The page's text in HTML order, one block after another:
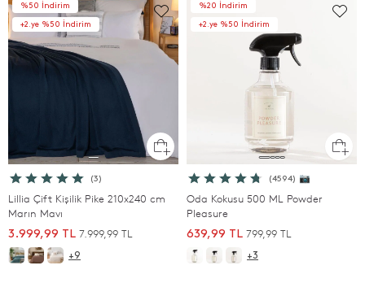
%50 İndirim
+2.ye %50 İndirim
(3)
Lillia Çift Kişilik Pike 210x240 cm
Marın Mavı
3.999,99 TL 7.999,99 TL
+9
%20 İndirim
+2.ye %50 İndirim
(4594) 📷
Oda Kokusu 500 ML Powder
Pleasure
639,99 TL 799,99 TL
+3